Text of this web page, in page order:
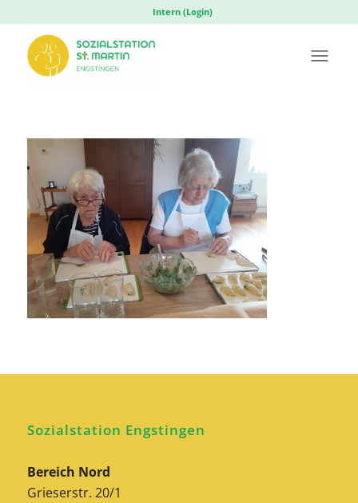
Intern (Login)
Sozialstation Engstingen
Bereich Nord
Grieserstr. 20/1